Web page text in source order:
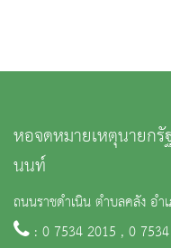
หอจดหมายเหตุนายก
นนท์
ถนนราชดำเนิน ตำบลคลัง อำ
: 0 7534 2015 , 0